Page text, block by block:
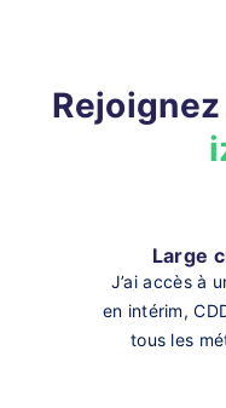
Large
J’ai accès à
en intérim,
tous les